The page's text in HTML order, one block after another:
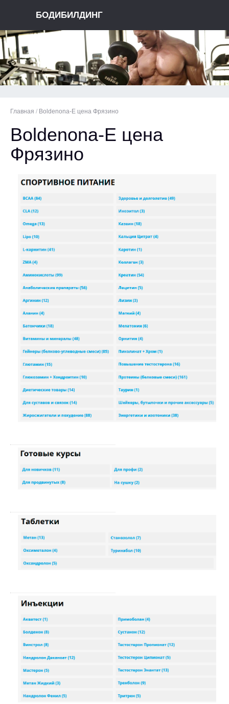
БОДИБИЛДИНГ
Главная / Boldenona-E цена Фрязино
Boldenona-E цена
Фрязино